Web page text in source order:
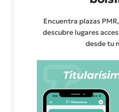
Encuentra plazas
descubre lugares
desde tu